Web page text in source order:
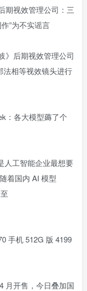
期视效管理公司：三
”为不实谣言
》后期视效管理公司
法相等视效镜头进行
：各大模型薅了个
人工智能企业最想要
着国内 AI 模型
手机 512G 版 4199
月开售，今日叠加国